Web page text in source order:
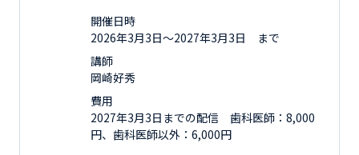
開催日時
2026年3月3日〜2027年3月3日 まで
講師
岡崎好秀
費用
2027年3月3日までの配信 歯科医師：8,000
円、歯科医師以外：6,000円